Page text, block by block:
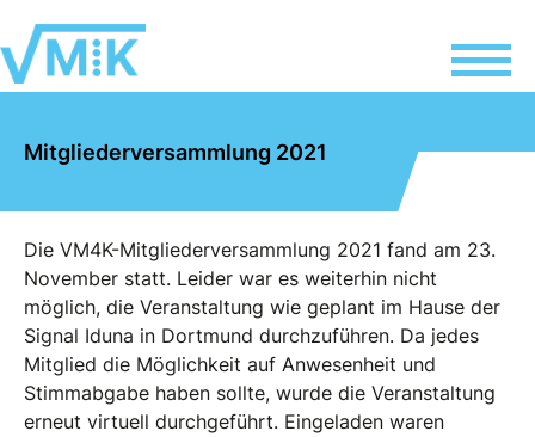
Mitgliederversammlung 2021
Die VM4K-Mitgliederversammlung 2021 fand am 23.
November statt. Leider war es weiterhin nicht
möglich, die Veranstaltung wie geplant im Hause der
Signal Iduna in Dortmund durchzuführen. Da jedes
Mitglied die Möglichkeit auf Anwesenheit und
Stimmabgabe haben sollte, wurde die Veranstaltung
erneut virtuell durchgeführt. Eingeladen waren